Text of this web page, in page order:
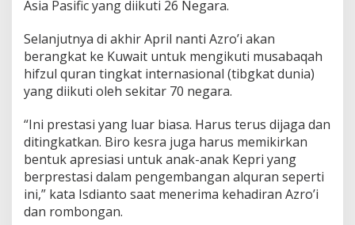
r
a
n
A
s
a
l
p
r
i
y
a
n
g
Asia Pasific yang diikuti 26 Negara.
Selanjutnya di akhir April nanti Azro’i akan
berangkat ke Kuwait untuk mengikuti musabaqah
hifzul quran tingkat internasional (tibgkat dunia)
yang diikuti oleh sekitar 70 negara.
“Ini prestasi yang luar biasa. Harus terus dijaga dan
ditingkatkan. Biro kesra juga harus memikirkan
bentuk apresiasi untuk anak-anak Kepri yang
berprestasi dalam pengembangan alquran seperti
ini,” kata Isdianto saat menerima kehadiran Azro’i
dan rombongan.